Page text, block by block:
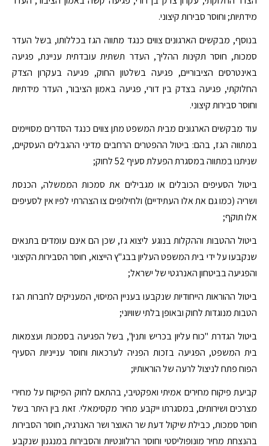
מידתיות; וחוסר סבירות קיצוני.
בנוסף, מבקשים הארגונים צווים כנגד מתווה הגז בכללותו, בשל העדר
סמכות, חוסר תקינות ההליך, העדר תשתית עובדתית עניינת, פגיעה
באינטרסים הציבוריים, פגיעה בשלטון החוק, פגיעה בעקרון הצדק
החלוקתי, פגיעה בצדק בין דורי, פגיעה באמון הציבור, העדר מידתיות
וחוסר סבירות קיצוני.
עוד מבקשים הארגונים מבית המשפט מתן צווים כנגד הסדרים מסויימים
במתווה הגז, בהם: ביטול ההפטרים הרחבים מדיני ההגבלים העסקיים,
שניתנו במתווה במסגרת הפעלת סעיף 52 לחוק;
ביטול הסעיפים הכובלים או מגבילים את סמכות הממשלה, הכנסת
ושריה (כמו גם את אלו העתידיים) ולחילופים צו הצהרתי לפיו אין לסעיפים
אלו תוקף;
ביטול ההטבות וההקלות בנוגע ליצוא גז, שכן הם אינם עומדים בתנאים
שנקבעו על ידי בית המשפט העליון בבג"ץ הייצוא, חוסר הסבירות הקיצוני
והפגיעה בביטחון האנרגטי של ישראל;
ביטול ההוראות הייחודיות שנקבעו בעניין המיסוי, המעניקים לחברות הגז
הטבות מנוגדות לחוק ובאופן בלתי שוויוני;
ביטול הגדרת "כוח עליון בכריש ותנין", בשל הפגיעה בסמכות ועצמאות
בית המשפט, הפגיעה בזכות הפניה לערכאות וחוסר ענייניות הסעיף
הפוח פתח לניצול לרעה של הוראותיו;
קביעת פיקוח מחירים אמיתי ואפקטיבי, בהתאם לחוק הפיקוח על מחירי
מצרכים ושירותים, במסגרתו ייקבע מחיר מקסימאלי. זאת בין היתר בשל
חוסר סמכות, כבילת שיקול דעת שר האוצר ושר האנרגיה, חוסר הסבירות
בהנצחת מחיר מונופוליסטי וחוסר הרלוונטיות והסבירות במנגנון שנקבע